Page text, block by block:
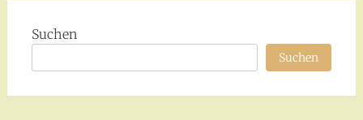
Suchen
Suchen